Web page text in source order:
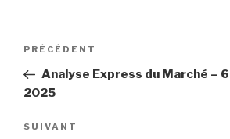
Navigation
l’article
Article
précédent
PRÉCÉDENT
Analyse Express du Marché –
2025
Article
SUIVANT